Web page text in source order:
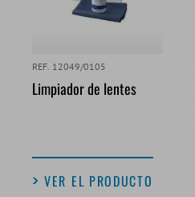
REF. 12049/0105
Limpiador de lentes
VER EL PRODUCTO